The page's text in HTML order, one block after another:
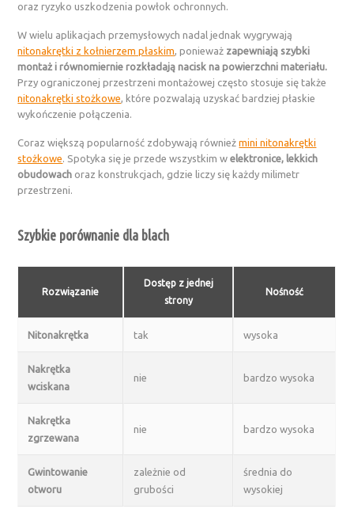
oraz ryzyko uszkodzenia powłok ochronnych.
W wielu aplikacjach przemysłowych nadal jednak wygrywają
nitonakrętki z kołnierzem płaskim, ponieważ zapewniają szybki
montaż i równomiernie rozkładają nacisk na powierzchni materiału.
Przy ograniczonej przestrzeni montażowej często stosuje się także
nitonakrętki stożkowe, które pozwalają uzyskać bardziej płaskie
wykończenie połączenia.
Coraz większą popularność zdobywają równieżmini nitonakrętki
stożkowe. Spotyka się je przede wszystkim welektronice, lekkich
obudowach oraz konstrukcjach, gdzie liczy się każdy milimetr
przestrzeni.
Szybkie porównanie dla blach
Rozwiązanie
Dostęp z jednej
strony
Nośność
Nitonakrętka tak wysoka
Nakrętka
wciskana
nie bardzo wysoka
Nakrętka
zgrzewana
nie bardzo wysoka
Gwintowanie
otworu
zależnie od
grubości
średnia do
wysokiej